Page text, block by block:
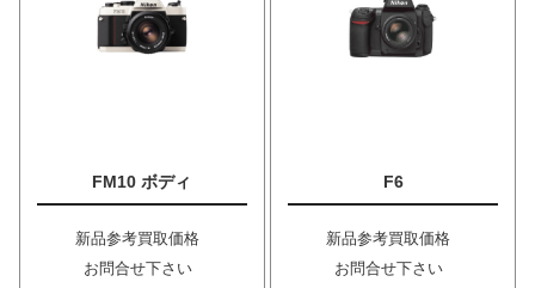
FM10 ボディ
新品参考買取価格
お問合せ下さい
F6
新品参考買取価格
お問合せ下さい